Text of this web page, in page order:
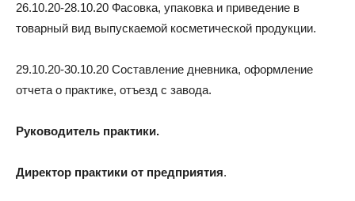
26.10.20-28.10.20 Фасовка, упаковка и приведение в
товарный вид выпускаемой косметической продукции.
29.10.20-30.10.20 Составление дневника, оформление
отчета о практике, отъезд с завода.
Руководитель практики.
Директор практики от предприятия.